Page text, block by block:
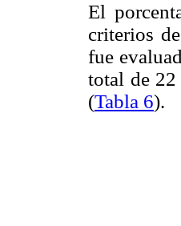
El
criterios
fue
total de 22
(Tabla 6).